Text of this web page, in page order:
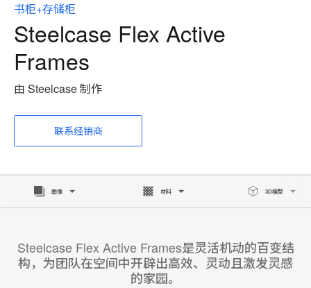
书柜+存储柜
Steelcase Flex Active
Frames
由 Steelcase 制作
联系经销商
图像 材料 3D模型
Steelcase Flex Active Frames是灵活机动的百变结
构，为团队在空间中开辟出高效、灵动且激发灵感
的家园。